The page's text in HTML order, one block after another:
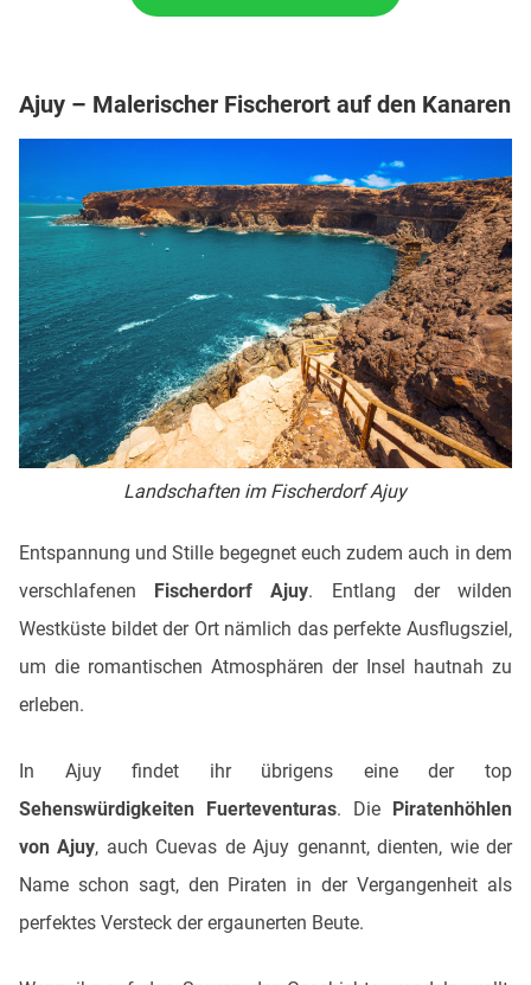
Ajuy – Malerischer Fischerort auf den Kanaren
Landschaften im Fischerdorf Ajuy
Entspannung und Stille begegnet euch zudem auch in dem
verschlafenen Fischerdorf Ajuy. Entlang der wilden
Westküste bildet der Ort nämlich das perfekte Ausflugsziel,
um die romantischen Atmosphären der Insel hautnah zu
erleben.
In Ajuy findet ihr übrigens eine der top
Sehenswürdigkeiten Fuerteventuras. Die Piratenhöhlen
von Ajuy, auch Cuevas de Ajuy genannt, dienten, wie der
Name schon sagt, den Piraten in der Vergangenheit als
perfektes Versteck der ergaunerten Beute.